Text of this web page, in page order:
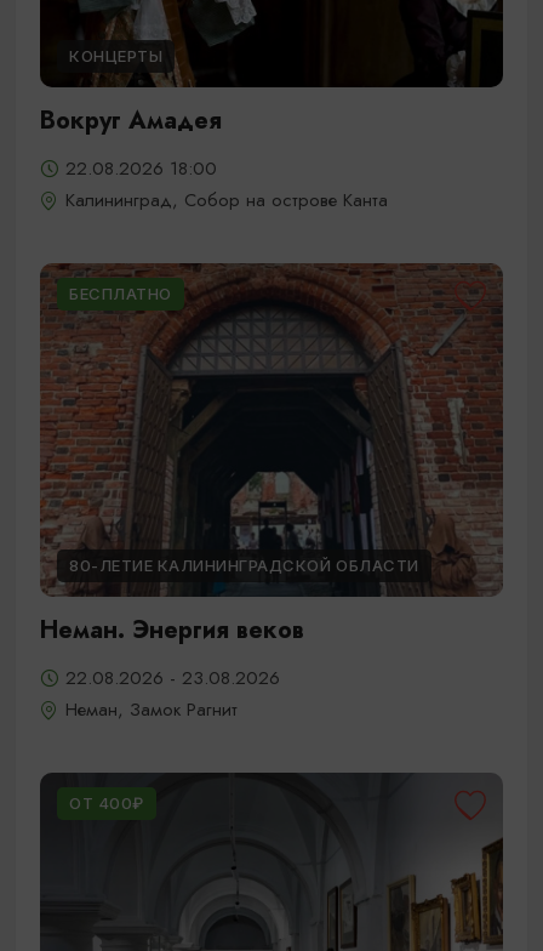
КОНЦЕРТЫ
Вокруг Амадея
22.08.2026 18:00
Калининград, Собор на острове Канта
БЕСПЛАТНО
80-ЛЕТИЕ КАЛИНИНГРАДСКОЙ ОБЛАСТИ
Неман. Энергия веков
22.08.2026 - 23.08.2026
Неман, Замок Рагнит
ОТ 400₽